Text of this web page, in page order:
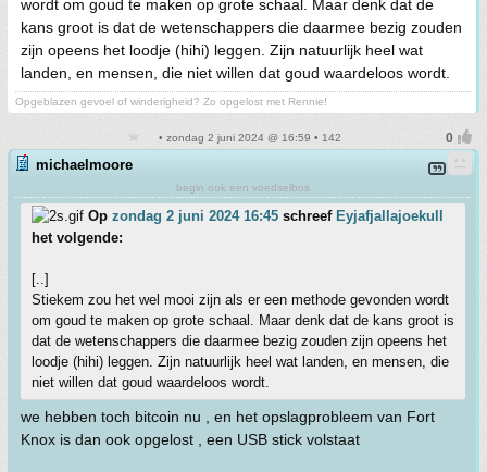
wordt om goud te maken op grote schaal. Maar denk dat de
kans groot is dat de wetenschappers die daarmee bezig zouden
zijn opeens het loodje (hihi) leggen. Zijn natuurlijk heel wat
landen, en mensen, die niet willen dat goud waardeloos wordt.
Opgeblazen gevoel of winderigheid? Zo opgelost met Rennie!
• zondag 2 juni 2024 @ 16:59 • 142
michaelmoore
begin ook een voedselbos
Op zondag 2 juni 2024 16:45 schreef Eyjafjallajoekull
het volgende:
[..]
Stiekem zou het wel mooi zijn als er een methode gevonden wordt
om goud te maken op grote schaal. Maar denk dat de kans groot is
dat de wetenschappers die daarmee bezig zouden zijn opeens het
loodje (hihi) leggen. Zijn natuurlijk heel wat landen, en mensen, die
niet willen dat goud waardeloos wordt.
we hebben toch bitcoin nu , en het opslagprobleem van Fort
Knox is dan ook opgelost , een USB stick volstaat